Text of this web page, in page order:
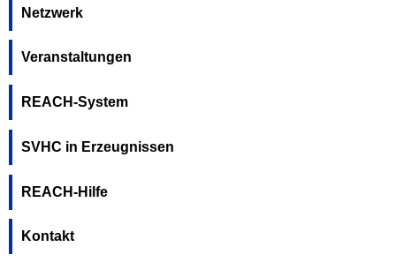
Netzwerk
Veranstaltungen
REACH-System
SVHC in Erzeugnissen
REACH-Hilfe
Kontakt